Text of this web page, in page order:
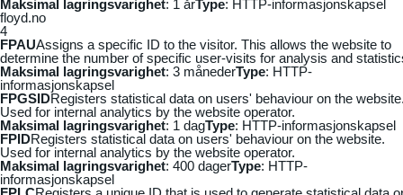
Maksimal lagringsvarighet: 1 årType: HTTP-informasjonskapsel
floyd.no
4
FPAUAssigns a specific ID to the visitor. This allows the website to
determine the number of specific user-visits for analysis and
Maksimal lagringsvarighet: 3 månederType: HTTP-
informasjonskapsel
FPGSIDRegisters statistical data on users' behaviour on the
Used for internal analytics by the website operator.
Maksimal lagringsvarighet: 1 dagType: HTTP-informasjonskapsel
FPIDRegisters statistical data on users' behaviour on the website.
Used for internal analytics by the website operator.
Maksimal lagringsvarighet: 400 dagerType: HTTP-
informasjonskapsel